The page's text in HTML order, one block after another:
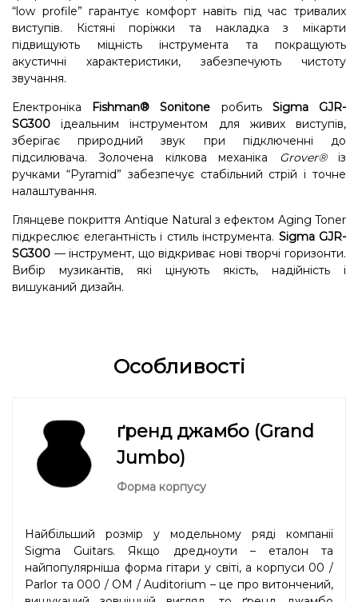
“low profile” гарантує комфорт навіть під час тривалих
виступів. Кістяні поріжки та накладка з мікарти
підвищують міцність інструмента та покращують
акустичні характеристики, забезпечують чистоту
звучання.
Електроніка Fishman® Sonitone робить Sigma GJR-
SG300 ідеальним інструментом для живих виступів,
зберігає природний звук при підключенні до
підсилювача. Золочена кілкова механіка Grover®із
ручками “Pyramid” забезпечує стабільний стрій і точне
налаштування.
Глянцеве покриття Antique Natural з ефектом Aging Toner
підкреслює елегантність і стиль інструмента. Sigma GJR-
SG300 — інструмент, що відкриває нові творчі горизонти.
Вибір музикантів, які цінують якість, надійність і
вишуканий дизайн.
Особливості
ґренд джамбо (Grand
Jumbo)
Форма корпусу
Найбільший розмір у модельному ряді компанії
Sigma Guitars. Якщо дредноути – еталон та
найпопулярніша форма гітари у світі, а корпуси 00 /
Parlor та 000 / OM / Auditorium – це про витончений,